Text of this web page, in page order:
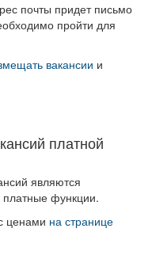
почты придет письмо
пройти для
вакансии и
платной
являются
функции.
ценами на странице